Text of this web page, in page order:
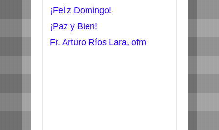
¡Feliz Domingo!
¡Paz y Bien!
Fr. Arturo Ríos Lara, ofm